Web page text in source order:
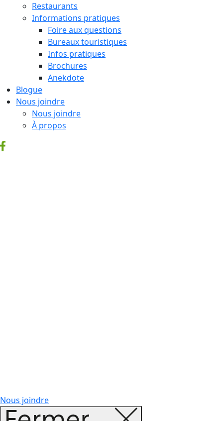
Restaurants
Informations pratiques
Foire aux questions
Bureaux touristiques
Infos pratiques
Brochures
Anekdote
Blogue
Nous joindre
Nous joindre
À propos
Nous joindre